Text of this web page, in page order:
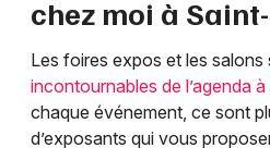
chez moi à
Les foires expos et les salons
incontournables de l’agenda à
chaque événement, ce sont
d’exposants qui vous